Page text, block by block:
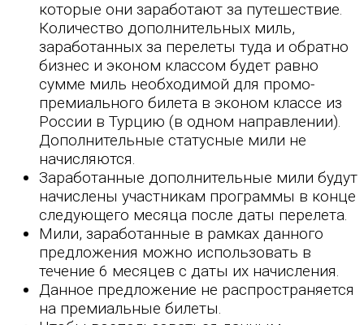
которые они заработают за путешествие.
Количество дополнительных миль,
заработанных за перелеты туда и обратно
бизнес и эконом классом будет равно
сумме миль необходимой для промо-
премиального билета в эконом классе из
России в Турцию (в одном направлении).
Дополнительные статусные мили не
начисляются.
Заработанные дополнительные мили будут
начислены участникам программы в конце
следующего месяца после даты перелета.
Мили, заработанные в рамках данного
предложения можно использовать в
течение 6 месяцев с даты их начисления.
Данное предложение не распространяется
на премиальные билеты.